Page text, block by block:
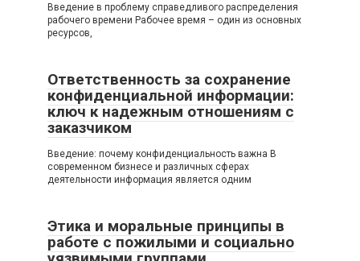
Введение в проблему справедливого распределения
рабочего времени Рабочее время – один из основных
ресурсов,
Ответственность за сохранение
конфиденциальной информации:
ключ к надежным отношениям с
заказчиком
Введение: почему конфиденциальность важна В
современном бизнесе и различных сферах
деятельности информация является одним
Этика и моральные принципы в
работе с пожилыми и социально